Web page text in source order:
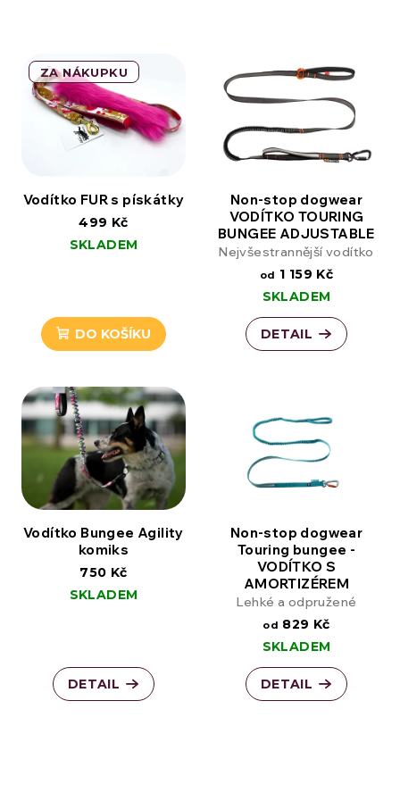
ZA NÁKUPKU
Vodítko FUR s pískátky
499 Kč
SKLADEM
DO KOŠÍKU
Non-stop dogwear
VODÍTKO TOURING
BUNGEE ADJUSTABLE
Nejvšestrannější vodítko
od 1 159 Kč
SKLADEM
DETAIL
Vodítko Bungee Agility
komiks
750 Kč
SKLADEM
DETAIL
Non-stop dogwear
Touring bungee -
VODÍTKO S
AMORTIZÉREM
Lehké a odpružené
od 829 Kč
SKLADEM
DETAIL